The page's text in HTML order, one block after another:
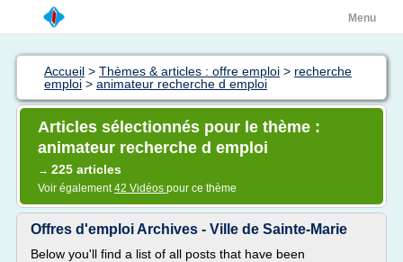
Menu
Accueil > Thèmes & articles : offre emploi > recherche
emploi > animateur recherche d emploi
Articles sélectionnés pour le thème :
animateur recherche d emploi
→ 225 articles
Voir également42 Vidéos pour ce thème
Offres d'emploi Archives - Ville de Sainte-Marie
Below you'll find a list of all posts that have been